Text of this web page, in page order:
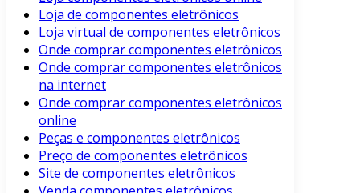
Loja de componentes eletrônicos
Loja virtual de componentes eletrônicos
Onde comprar componentes eletrônicos
Onde comprar componentes eletrônicos
na internet
Onde comprar componentes eletrônicos
online
Peças e componentes eletrônicos
Preço de componentes eletrônicos
Site de componentes eletrônicos